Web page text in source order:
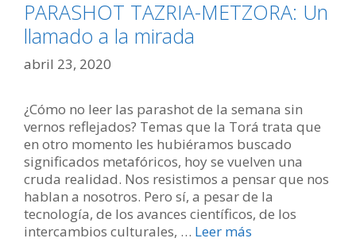
PARASHOT TAZRIA-METZORA: Un
llamado a la mirada
abril 23, 2020
¿Cómo no leer las parashot de la semana sin
vernos reflejados? Temas que la Torá trata que
en otro momento les hubiéramos buscado
significados metafóricos, hoy se vuelven una
cruda realidad. Nos resistimos a pensar que nos
hablan a nosotros. Pero sí, a pesar de la
tecnología, de los avances científicos, de los
intercambios culturales, … Leer más